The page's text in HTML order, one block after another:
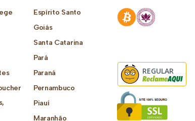
Espírito Santo
Goiás
Santa Catarina
Pará
Paraná
Pernambuco
Piauí
Maranhão
REGULAR